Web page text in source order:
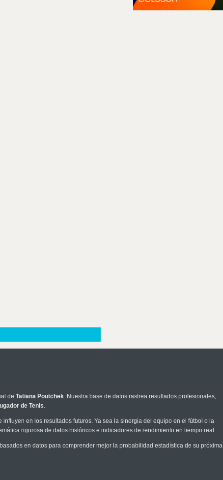
de Tatiana Poutchek. Nuestra base de datos rastrea resultados profesionales,
de Tenis.
en los resultados futuros. Ya sea la sinergia del equipo en el fútbol o la
rigurosa de datos históricos e indicadores de rendimiento en tiempo real.
en datos para comprender mejor la probabilidad estadística de su próxima